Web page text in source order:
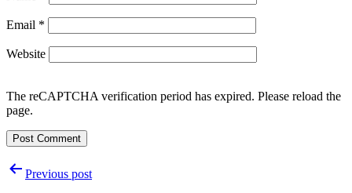
Email *
Website
The reCAPTCHA verification period has expired. Please reload the
page.
PostPrevious post